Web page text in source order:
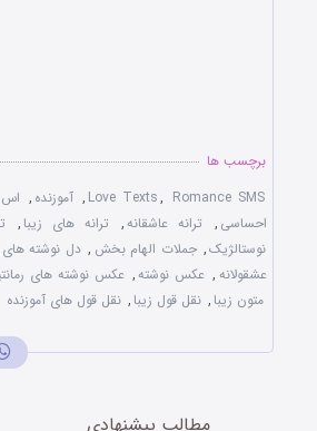
برچسب ها
Love Texts, Romance SMS
, آموزنده ,
احساسی , ترانه عاشقانه, ترانه های زیبا ,
نوستالژیک, جملات الهام بخش , دل نوشته های
عشقولانه , عکس نوشته, عکس نوشته های
متون زیبا , نقل قول زیبا , نقل قول های آموزنده
مطالب پیشنهادی